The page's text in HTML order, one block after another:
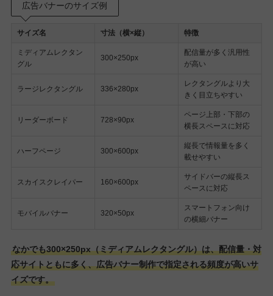
広告バナーのサイズ例
サイズ名 寸法（横×縦） 特徴
ミディアムレクタン
グル
300×250px
配信量が多く汎用性
が高い
ラージレクタングル 336×280px
レクタングルより大
きく目立ちやすい
リーダーボード 728×90px
ページ上部・下部の
横長スペースに対応
ハーフページ 300×600px
縦長で情報量を多く
載せやすい
スカイスクレイパー 160×600px
サイドバーの縦長ス
ペースに対応
モバイルバナー 320×50px
スマートフォン向け
の横細バナー
なかでも300×250px（ミディアムレクタングル）は、配信量・対
応サイトともに多く、広告バナー制作で指定される頻度が高いサ
イズです。